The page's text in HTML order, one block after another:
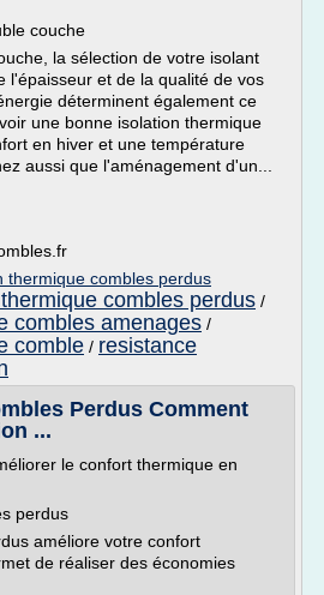
couche
la sélection de votre isolant
l'épaisseur et de la qualité de vos
déterminent également ce
une bonne isolation thermique
en hiver et une température
aussi que l'aménagement d'un...
thermique combles perdus
combles perdus /
combles amenages /
comble / resistance
Perdus Comment
...
le confort thermique en
perdus
améliore votre confort
de réaliser des économies